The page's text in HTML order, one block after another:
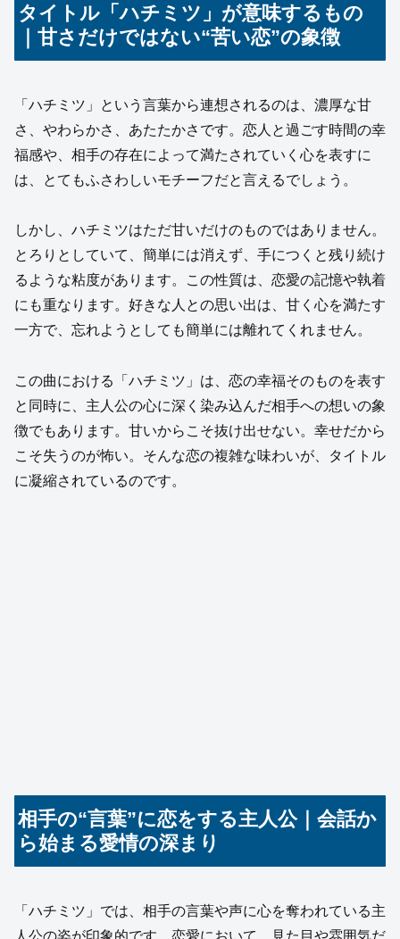
タイトル「ハチミツ」が意味するもの
｜甘さだけではない“苦い恋”の象徴
「ハチミツ」という言葉から連想されるのは、濃厚な甘
さ、やわらかさ、あたたかさです。恋人と過ごす時間の幸
福感や、相手の存在によって満たされていく心を表すに
は、とてもふさわしいモチーフだと言えるでしょう。
しかし、ハチミツはただ甘いだけのものではありません。
とろりとしていて、簡単には消えず、手につくと残り続け
るような粘度があります。この性質は、恋愛の記憶や執着
にも重なります。好きな人との思い出は、甘く心を満たす
一方で、忘れようとしても簡単には離れてくれません。
この曲における「ハチミツ」は、恋の幸福そのものを表す
と同時に、主人公の心に深く染み込んだ相手への想いの象
徴でもあります。甘いからこそ抜け出せない。幸せだから
こそ失うのが怖い。そんな恋の複雑な味わいが、タイトル
に凝縮されているのです。
相手の“言葉”に恋をする主人公｜会話か
ら始まる愛情の深まり
「ハチミツ」では、相手の言葉や声に心を奪われている主
人公の姿が印象的です。恋愛において、見た目や雰囲気だ